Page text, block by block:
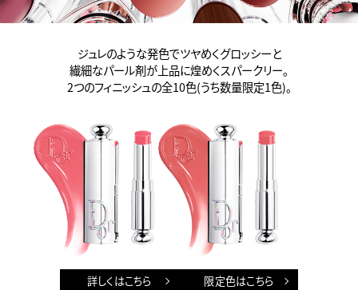
ジュレのような発色でツヤめくグロッシーと
繊細なパール剤が上品に煌めくスパークリー。
2つのフィニッシュの全10色(うち数量限定1色)。
詳しくはこちら 限定色はこちら